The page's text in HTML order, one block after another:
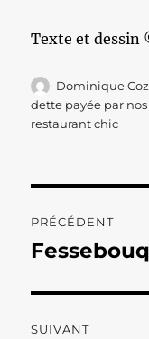
Texte et dessin
Auteur
Dominique
dette payée par
restaurant chic
de
PRÉCÉDENT
Publication
SUIVANT